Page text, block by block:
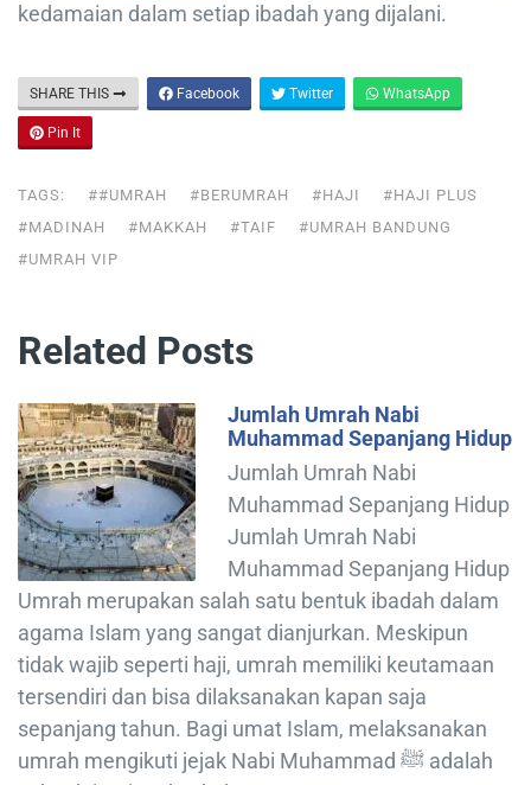
kedamaian dalam setiap ibadah yang dijalani.
SHARE THIS Facebook Twitter WhatsApp
Pin It
TAGS: ##UMRAH #BERUMRAH #HAJI
#HAJI PLUS
#MADINAH
#MAKKAH #TAIF
#UMRAH BANDUNG
#UMRAH VIP
Related Posts
Jumlah Umrah Nabi
Muhammad Sepanjang Hidup
Jumlah Umrah Nabi
Muhammad Sepanjang Hidup
Jumlah Umrah Nabi
Muhammad Sepanjang Hidup
Umrah merupakan salah satu bentuk ibadah dalam
agama Islam yang sangat dianjurkan. Meskipun
tidak wajib seperti haji, umrah memiliki keutamaan
tersendiri dan bisa dilaksanakan kapan saja
sepanjang tahun. Bagi umat Islam, melaksanakan
umrah mengikuti jejak Nabi Muhammad ﷺ adalah